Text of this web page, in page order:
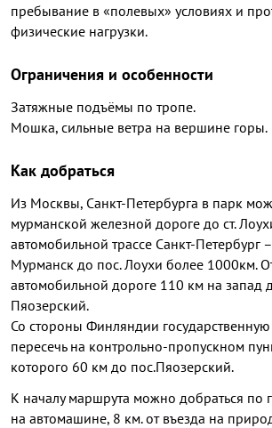
пребывание в «полевых» условиях и
физические нагрузки.
Ограничения и особенности
Затяжные подъёмы по тропе.
Мошка, сильные ветра на вершине горы.
Как добраться
Из Москвы, Санкт-Петербурга в парк
мурманской железной дороге до ст.
автомобильной трассе Санкт-Петербург
Мурманск до пос. Лоухи более 1000км.
автомобильной дороге 110 км на запад
Пяозерский.
Со стороны Финляндии
пересечь на контрольно-пропускном
которого 60 км до пос.Пяозерский.
К началу маршрута можно добраться по
на автомашине, 8 км. от въезда на